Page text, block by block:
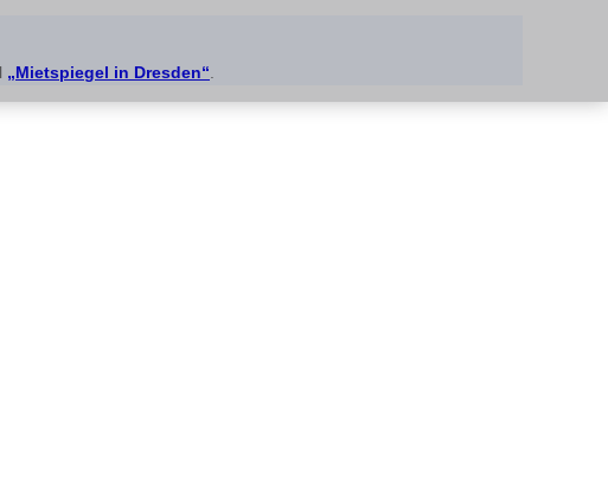
„Mietspiegel in Dresden“.